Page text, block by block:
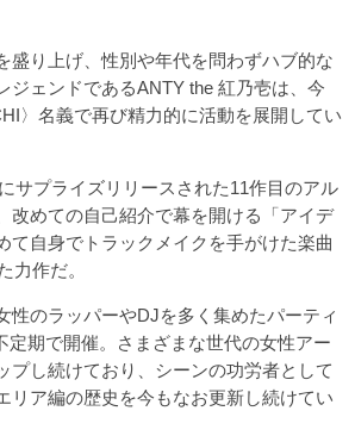
り上げ、性別や年代を問わずハブ的な
ジェンドであるANTY the 紅乃壱は、今
〉名義で再び精力的に活動を展開してい
サプライズリリースされた11作目のアル
改めての自己紹介で幕を開ける「アイデ
て自身でトラックメイクを手がけた楽曲
力作だ。
のラッパーやDJを多く集めたパーティ
定期で開催。さまざまな世代の女性アー
プし続けており、シーンの功労者として
リア編の歴史を今もなお更新し続けてい